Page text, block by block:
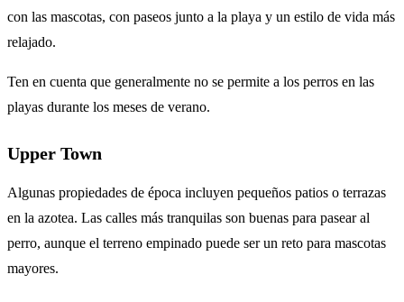
con las mascotas, con paseos junto a la playa y un estilo de vida más
relajado.
Ten en cuenta que generalmente no se permite a los perros en las
playas durante los meses de verano.
Upper Town
Algunas propiedades de época incluyen pequeños patios o terrazas
en la azotea. Las calles más tranquilas son buenas para pasear al
perro, aunque el terreno empinado puede ser un reto para mascotas
mayores.